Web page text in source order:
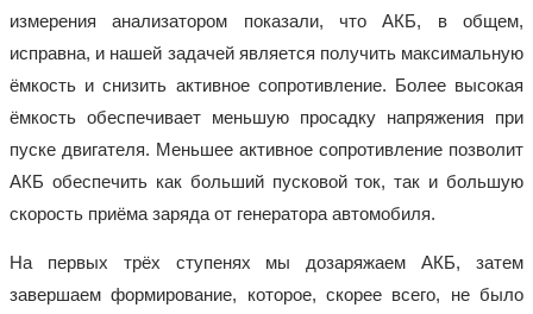
измерения анализатором показали, что АКБ, в общем,
исправна, и нашей задачей является получить максимальную
ёмкость и снизить активное сопротивление. Более высокая
ёмкость обеспечивает меньшую просадку напряжения при
пуске двигателя. Меньшее активное сопротивление позволит
АКБ обеспечить как больший пусковой ток, так и большую
скорость приёма заряда от генератора автомобиля.
На первых трёх ступенях мы дозаряжаем АКБ, затем
завершаем формирование, которое, скорее всего, не было